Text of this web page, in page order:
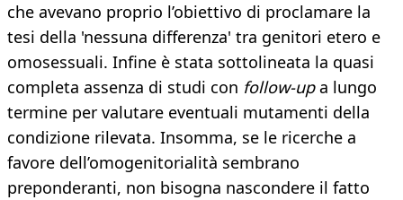
che avevano proprio l’obiettivo di proclamare la
tesi della 'nessuna differenza' tra genitori etero e
omosessuali. Infine è stata sottolineata la quasi
completa assenza di studi con follow-upa lungo
termine per valutare eventuali mutamenti della
condizione rilevata. Insomma, se le ricerche a
favore dell’omogenitorialità sembrano
preponderanti, non bisogna nascondere il fatto